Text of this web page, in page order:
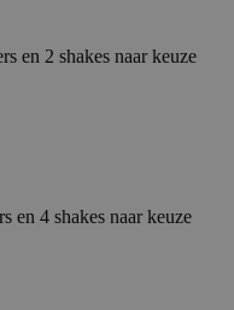
en 2 shakes naar keuze
en 4 shakes naar keuze